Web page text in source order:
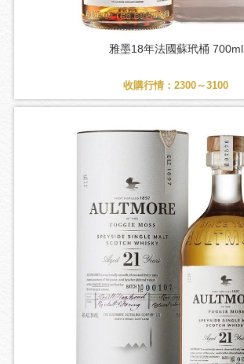
雅墨18年法國蘇玳桶 700ml
收購行情：2300～3100